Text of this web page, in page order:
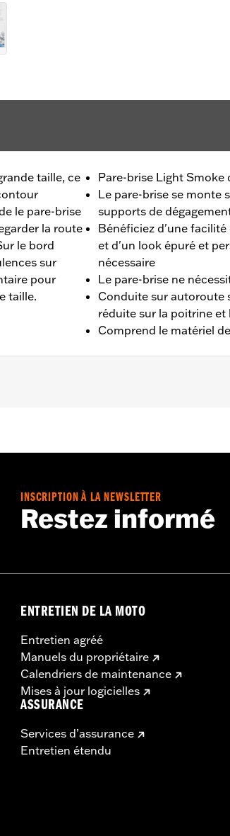
taille, ce
le pare-brise
la route
le bord
sur
pour
taille.
Pare-brise Light Smoke
Le pare-brise se monte
supports de
Bénéficiez d'une
et d'un look épuré et
nécessaire
Le pare-brise ne
Conduite sur autoroute
réduite sur la poitrine et
Comprend le matériel
dur et le matériel de montage
Pouces
INSCRIPTION À LA NEWSLETTER
Restez informé
ENTRETIEN DE LA MOTO
Entretien agréé
Manuels du propriétaire
Calendriers de maintenance
Mises à jour logicielles
ASSURANCE
Services d’assurance
Entretien étendu